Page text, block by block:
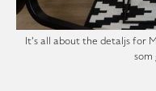
It's all about the detaljs for
som